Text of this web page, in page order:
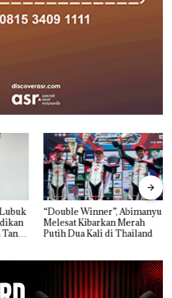
“Double Winner”, Abimanyu
Melesat Kibarkan Merah
Putih Dua Kali di Thailand